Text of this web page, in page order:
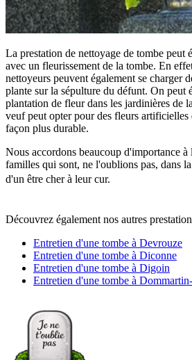
La prestation de nettoyage de tombe peut
avec un fleurissement de la tombe. En
nettoyeurs peuvent également se charger
plante sur la sépulture du défunt. On peut
plantation de fleur dans les jardinières de
veuf peut opter pour des fleurs artificielles
façon plus durable.
Nous accordons beaucoup d'importance à
familles qui sont, ne l'oublions pas, dans
d'un être cher à leur cur.
Découvrez également nos autres
Entretien d'une tombe à Devrouze
Entretien d'une tombe à Diconne
Entretien d'une tombe à Digoin
Entretien d'une tombe à